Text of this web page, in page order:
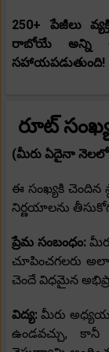
250+ పేజీలు
రాబోయే అన్ని
సహాయపడుతుంది!
రూట్
(మీరు ఏదైనా నెలలో
ఈ సంఖ్యకి
నిర్ణయాలను
ప్రేమ సంబంధం:
చూపించగలరు
చెందే విధమైన
విద్య:మీరు
ఉండవచ్చు,